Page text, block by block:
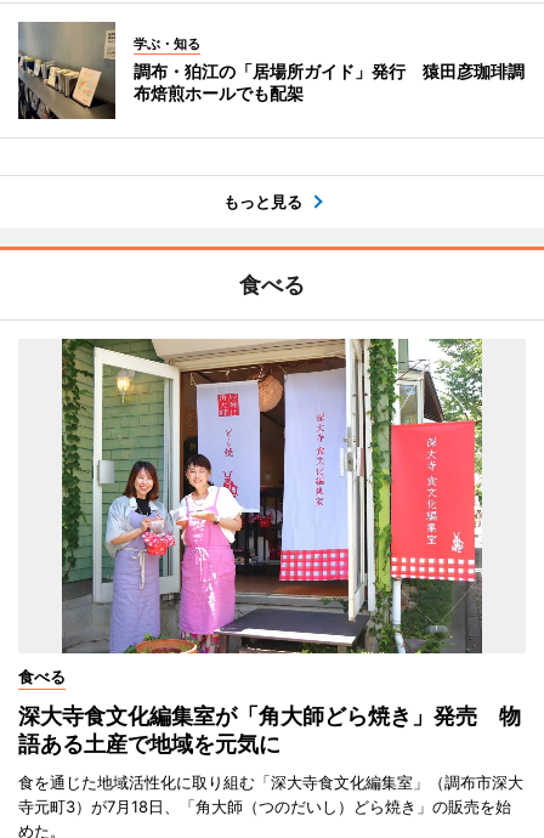
学ぶ・知る
調布・狛江の「居場所ガイド」発行 猿田彦珈琲調
布焙煎ホールでも配架
もっと見る
食べる
食べる
深大寺食文化編集室が「角大師どら焼き」発売 物
語ある土産で地域を元気に
食を通じた地域活性化に取り組む「深大寺食文化編集室」（調布市深大
寺元町3）が7月18日、「角大師（つのだいし）どら焼き」の販売を始
めた。